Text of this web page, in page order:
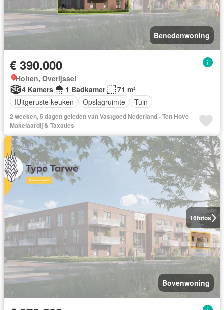
Benedenwoning
€ 390.000
Holten, Overijssel
4 Kamers
1 Badkamer
71 m²
IUitgeruste keuken
Opslagruimte Tuin
2 weeken, 5 dagen geleden van Vastgoed Nederland - Ten Hove
Makelaardij & Taxaties
16fotos
Bovenwoning